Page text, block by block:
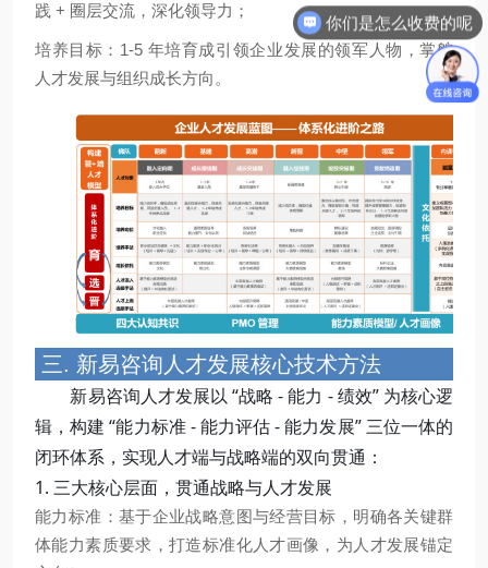
践 + 圈层交流，深化领导力；
培养目标：1-5 年培育成引领企业发展的领军人物，掌舵
人才发展与组织成长方向。
三. 新易咨询人才发展核心技术方法
新易咨询人才发展以 “战略 - 能力 - 绩效” 为核心逻
辑，构建 “能力标准 - 能力评估 - 能力发展” 三位一体的
闭环体系，实现人才端与战略端的双向贯通：
1. 三大核心层面，贯通战略与人才发展
能力标准：基于企业战略意图与经营目标，明确各关键群
体能力素质要求，打造标准化人才画像，为人才发展锚定
你们是怎么收费的呢